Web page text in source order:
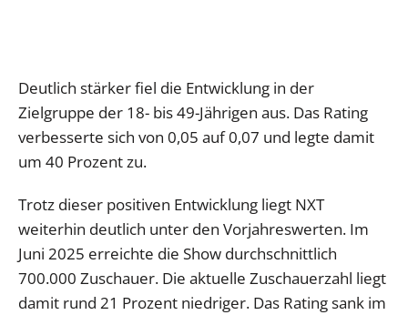
Deutlich stärker fiel die Entwicklung in der
Zielgruppe der 18- bis 49-Jährigen aus. Das Rating
verbesserte sich von 0,05 auf 0,07 und legte damit
um 40 Prozent zu.
Trotz dieser positiven Entwicklung liegt NXT
weiterhin deutlich unter den Vorjahreswerten. Im
Juni 2025 erreichte die Show durchschnittlich
700.000 Zuschauer. Die aktuelle Zuschauerzahl liegt
damit rund 21 Prozent niedriger. Das Rating sank im